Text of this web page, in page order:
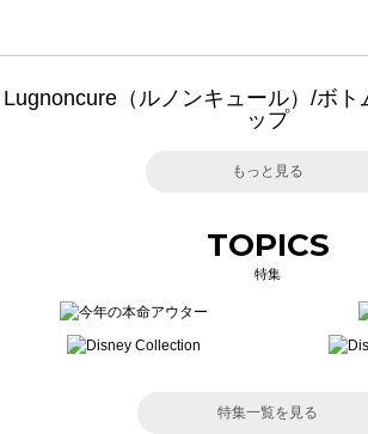
Lugnoncure（ルノンキュール）/ボト
ップ
もっと見る
TOPICS
特集
特集一覧を見る